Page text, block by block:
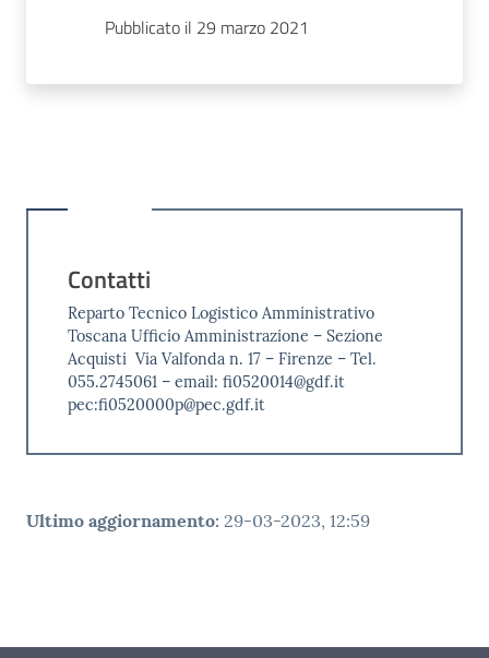
Pubblicato il 29 marzo 2021
Contatti
Reparto Tecnico Logistico Amministrativo
Toscana Ufficio Amministrazione – Sezione
Acquisti Via Valfonda n. 17 – Firenze – Tel.
055.2745061 – email: fi0520014@gdf.it
pec:fi0520000p@pec.gdf.it
Ultimo aggiornamento: 29-03-2023, 12:59